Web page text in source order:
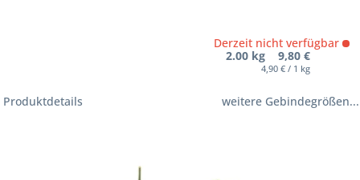
Derzeit nicht verfügbar
2.00 kg 9,80 €
4,90 € / 1 kg
Produktdetails weitere Gebindegrößen...